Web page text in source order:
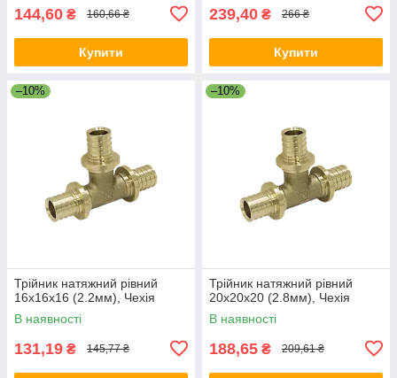
144,60 ₴ 160,66 ₴
Купити
239,40 ₴ 266 ₴
Купити
–10%
Трійник натяжний рівний
16x16x16 (2.2мм), Чехія
В наявності
131,19 ₴ 145,77 ₴
–10%
Трійник натяжний рівний
20x20x20 (2.8мм), Чехія
В наявності
188,65 ₴ 209,61 ₴